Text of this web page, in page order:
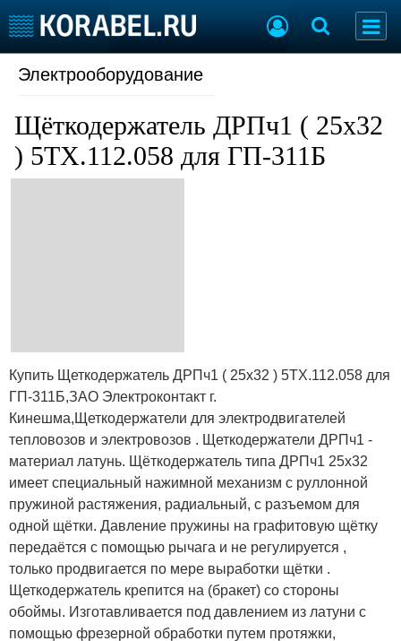
Судостроение
Новости
Компании
Репутация
Торговая площадка
Продажа флота
Оборудование
Изделия
Личности
Словарь
Отзывы
Электрооборудование
Щёткодержатель ДРПч1 ( 25х32
) 5ТХ.112.058 для ГП-311Б
Купить Щеткодержатель ДРПч1 ( 25х32 ) 5ТХ.112.058 для
ГП-311Б,ЗАО Электроконтакт г.
Кинешма,Щеткодержатели для электродвигателей
тепловозов и электровозов . Щеткодержатели ДРПч1 -
материал латунь. Щёткодержатель типа ДРПч1 25х32
имеет специальный нажимной механизм с руллонной
пружиной растяжения, радиальный, с разъемом для
одной щётки. Давление пружины на графитовую щётку
передаётся с помощью рычага и не регулируется ,
только продвигается по мере выработки щётки .
Щеткодержатель крепится на (бракет) со стороны
обоймы. Изготавливается под давлением из латуни с
помощью фрезерной обработки путем протяжки,